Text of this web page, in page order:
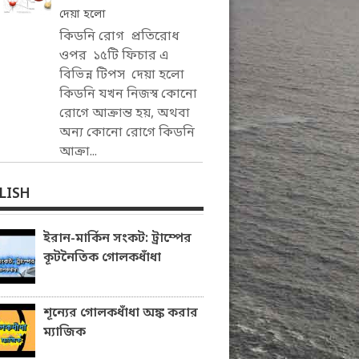
দেয়া হলো
কিডনি রোগ প্রতিরোধ
ওপর ১৫টি ফিচার এ
বিভিন্ন টিপস দেয়া হলো
কিডনি যখন নিজস্ব কোনো
রোগে আক্রান্ত হয়, অথবা
অন্য কোনো রোগে কিডনি
আক্রা...
ইরান-মার্কিন সংকট: ট্রাম্পের
কূটনৈতিক গোলকধাঁধা
শূন্যের গোলকধাঁধা অঙ্ক করার
ম্যাজিক